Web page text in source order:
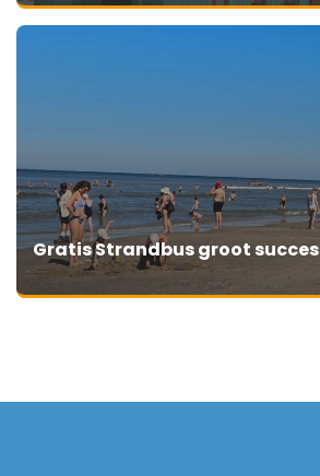
Gratis Strandbus groot succes